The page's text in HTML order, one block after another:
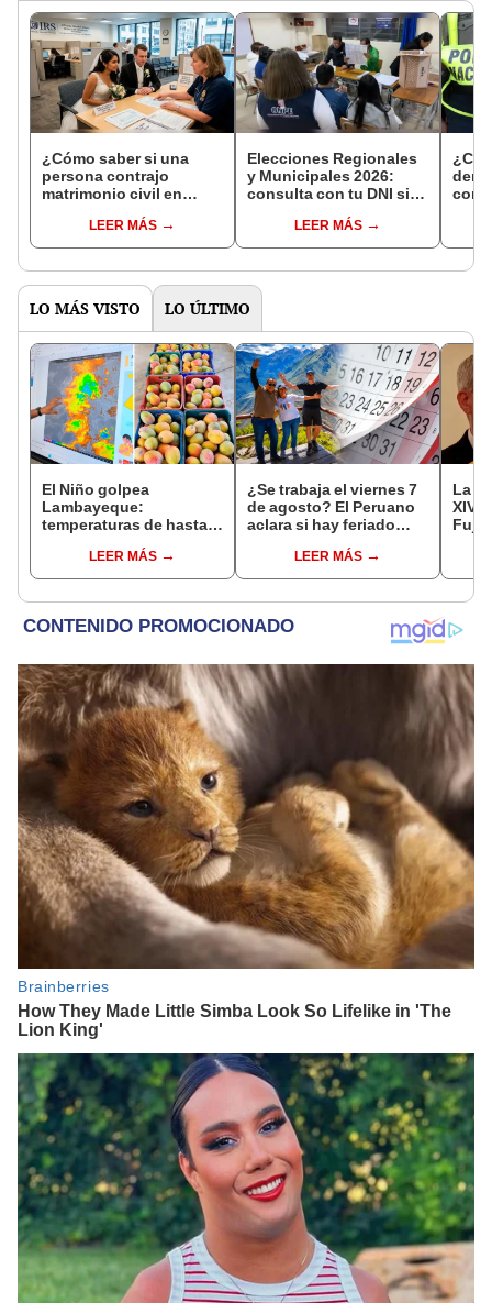
¿Cómo saber si una
persona contrajo
matrimonio civil en
LEER MÁS
Elecciones Regionales
y Municipales 2026:
consulta con tu DNI si
de mesa para este 4 de
octubre en el link oficial
LEER MÁS
con
LO MÁS VISTO LO ÚLTIMO
El Niño golpea
Lambayeque:
temperaturas de hasta
producción de mango y
palta
LEER MÁS
¿Se trabaja el viernes 7
de agosto? El Peruano
aclara si hay feriado
del 6 de agosto
LEER MÁS
La
XIV